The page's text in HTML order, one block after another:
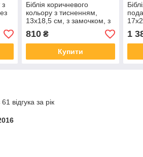
з
Біблія коричневого
кольору з тисненням,
13х18,5 см, з замочком, з
індексами, золотий зріз
810₴
Купити
1
відгука за рік